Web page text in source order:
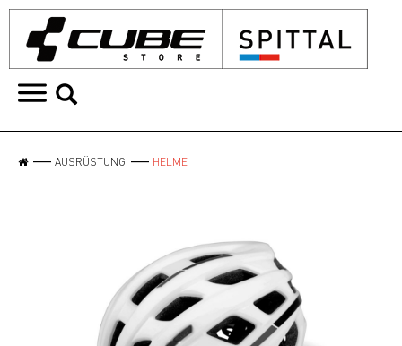
AUSRÜSTUNG HELME